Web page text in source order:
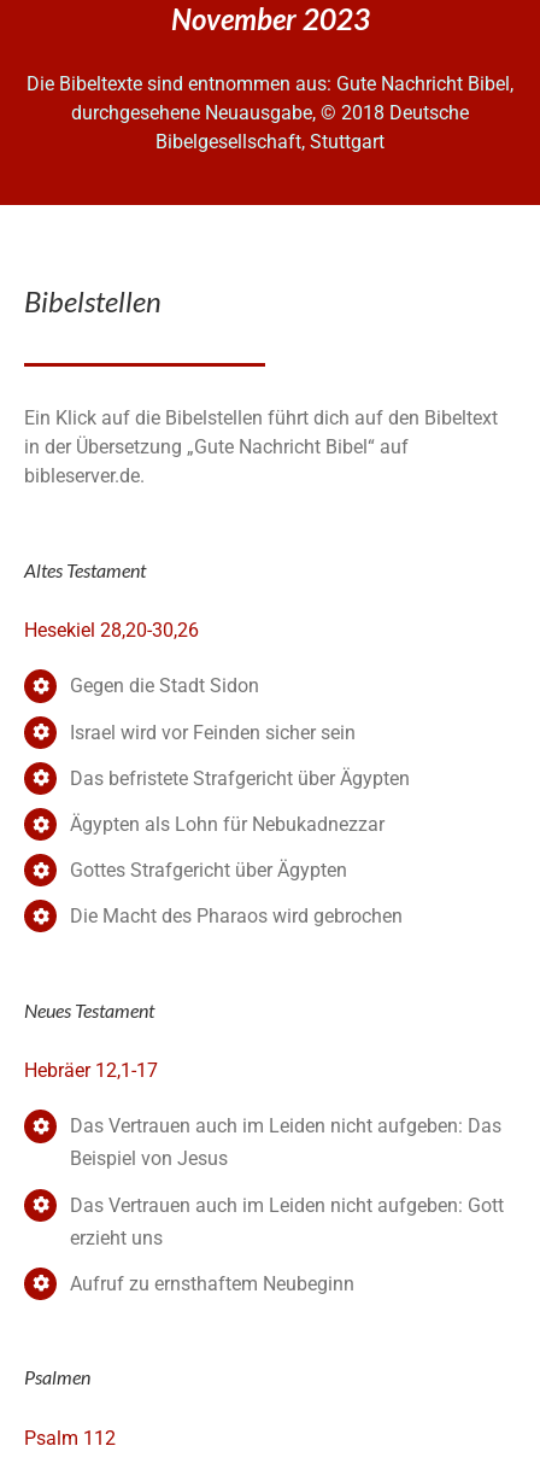
November 2023
Die Bibeltexte sind entnommen aus: Gute Nachricht Bibel,
durchgesehene Neuausgabe, © 2018 Deutsche
Bibelgesellschaft, Stuttgart
Bibelstellen
Ein Klick auf die Bibelstellen führt dich auf den Bibeltext
in der Übersetzung „Gute Nachricht Bibel“ auf
bibleserver.de.
Altes Testament
Hesekiel 28,20-30,26
Gegen die Stadt Sidon
Israel wird vor Feinden sicher sein
Das befristete Strafgericht über Ägypten
Ägypten als Lohn für Nebukadnezzar
Gottes Strafgericht über Ägypten
Die Macht des Pharaos wird gebrochen
Neues Testament
Hebräer 12,1-17
Das Vertrauen auch im Leiden nicht aufgeben: Das
Beispiel von Jesus
Das Vertrauen auch im Leiden nicht aufgeben: Gott
erzieht uns
Aufruf zu ernsthaftem Neubeginn
Psalmen
Psalm 112